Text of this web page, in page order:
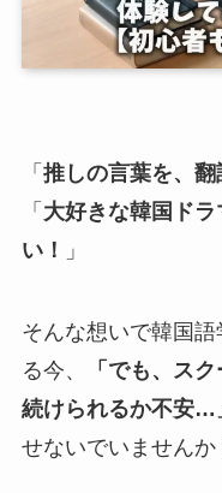
「 推しの言葉を、翻
「 大好きな韓国ド
い！
」
そんな想いで韓国
る今、
「でも、ス
続けられるか不安…
せないでいませんか